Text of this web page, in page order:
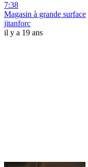
7:38
Magasin à grande surface
jitanforc
il y a 19 ans